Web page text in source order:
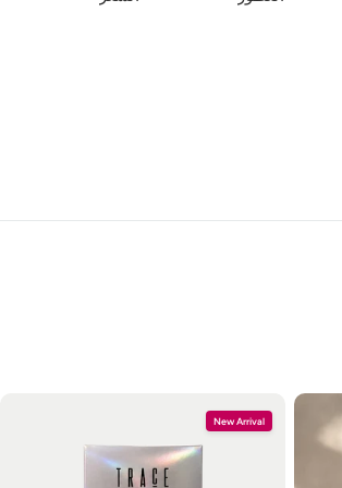
New Arrival